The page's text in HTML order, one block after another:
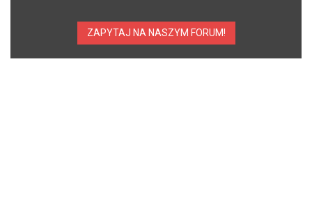
ZAPYTAJ NA NASZYM FORUM!